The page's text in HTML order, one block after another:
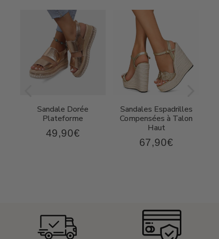
Sandale Dorée
Plateforme
Prix
49,90€
Sandales Espadrilles
Compensées à Talon
Haut
Prix
67,90€